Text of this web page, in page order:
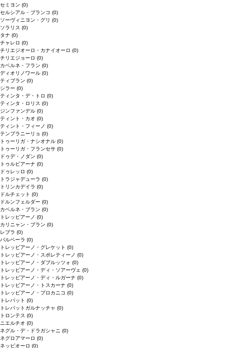
セミヨン (0)
セルシアル・ブランコ (0)
ソーヴィニヨン・グリ (0)
ソラリス (0)
タナ (0)
チャレロ (0)
チリエジオーロ・カナイオーロ (0)
チリエジョーロ (0)
カベルネ・フラン (0)
ディオリノワール (0)
ティブラン (0)
シラー (0)
ティンタ・デ・トロ (0)
ティンタ・ロリス (0)
ジンファンデル (0)
ティント・カオ (0)
ティント・フィーノ (0)
テンプラニーリョ (0)
トゥーリガ・ナシオナル (0)
トゥーリガ・フランセサ (0)
ドゥデ・ノダン (0)
トゥルビアーナ (0)
ドゥレッロ (0)
トラジャデューラ (0)
トリンカデイラ (0)
ドルチェット (0)
ドルンフェルダー (0)
カベルネ・ブラン (0)
トレッビアーノ (0)
カリニャン・ブラン (0)
レブラ (0)
バルベーラ (0)
トレッビアーノ・グレケット (0)
トレッビアーノ・スポレティーノ (0)
トレッビアーノ・ダブルッツォ (0)
トレッビアーノ・ディ・ソアーヴェ (0)
トレッビアーノ・ディ・ルガーナ (0)
トレッビアーノ・トスカーナ (0)
トレッビアーノ・プロカニコ (0)
トレパット (0)
トレパットガルナッチャ (0)
トロンテス (0)
ニエルチオ (0)
ネグル・デ・ドラガシャニ (0)
ネグロアマーロ (0)
ネッビオーロ (0)